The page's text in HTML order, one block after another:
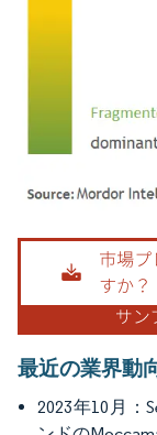
画像 © Mordor
最近の業界動
2023年10月：